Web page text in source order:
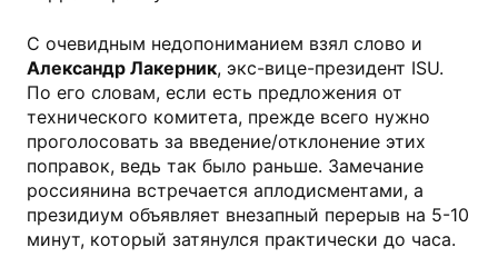
С очевидным недопониманием взял слово и
Александр Лакерник, экс-вице-президент ISU.
По его словам, если есть предложения от
технического комитета, прежде всего нужно
проголосовать за введение/отклонение этих
поправок, ведь так было раньше. Замечание
россиянина встречается аплодисментами, а
президиум объявляет внезапный перерыв на 5-10
минут, который затянулся практически до часа.